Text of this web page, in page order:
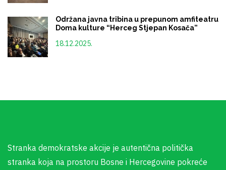
Održana javna tribina u prepunom amfiteatru
Doma kulture “Herceg Stjepan Kosača”
18.12.2025.
Stranka demokratske akcije je autentična politička
stranka koja na prostoru Bosne i Hercegovine pokreće